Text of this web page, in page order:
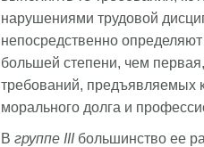
нарушениями трудовой
непосредственно
большей степени, чем
требований, предъявляемых
морального долга и
В группе IIIбольшинство ее